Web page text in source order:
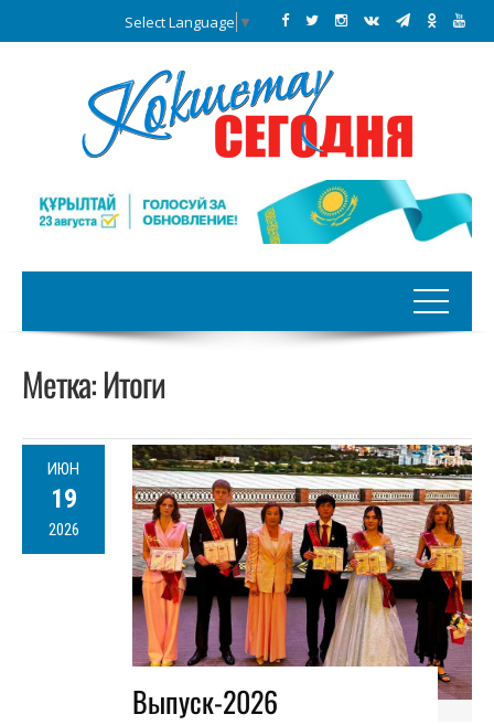
Select Language ▼
Метка:Итоги
ИЮН
19
2026
Выпуск-2026